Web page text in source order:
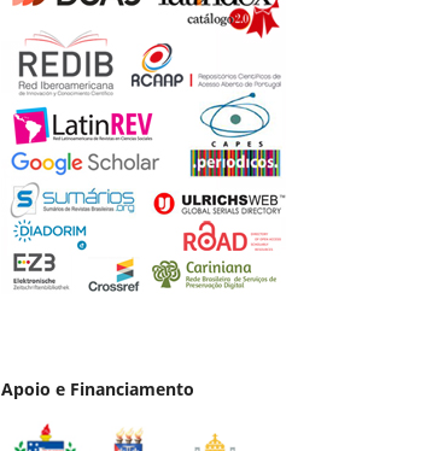
Apoio e Financiamento